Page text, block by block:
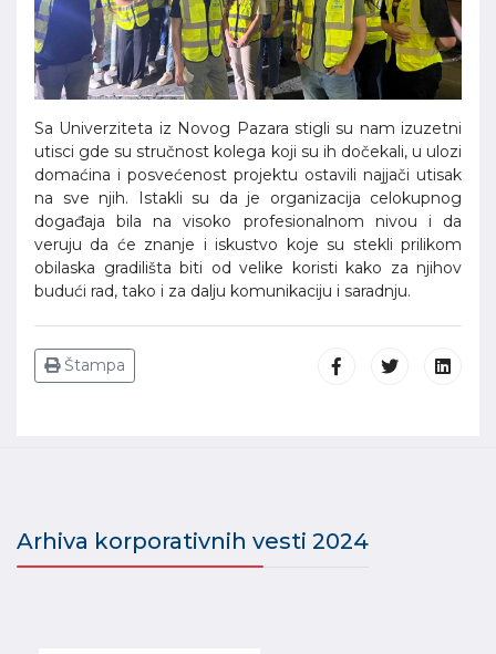
Sa Univerziteta iz Novog Pazara stigli su nam izuzetni
utisci gde su stručnost kolega koji su ih dočekali, u ulozi
domaćina i posvećenost projektu ostavili najjači utisak
na sve njih. Istakli su da je organizacija celokupnog
događaja bila na visoko profesionalnom nivou i da
veruju da će znanje i iskustvo koje su stekli prilikom
obilaska gradilišta biti od velike koristi kako za njihov
budući rad, tako i za dalju komunikaciju i saradnju.
Štampa
Arhiva korporativnih vesti 2024